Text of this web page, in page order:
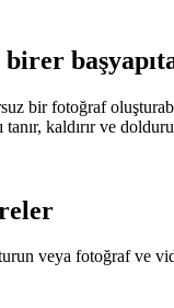
bir fotoğraf
tanır, kaldırır ve
veya fotoğraf ve